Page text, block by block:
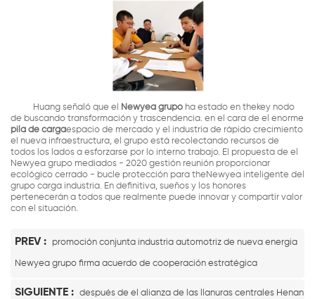
Huang señaló que el Newyea grupo ha estado en thekey nodo
de buscando transformación y trascendencia. en el cara de el enorme
pila de cargaespacio de mercado y el industria de rápido crecimiento
el nueva infraestructura, el grupo está recolectando recursos de
todos los lados a esforzarse por lo interno trabajo. El propuesta de el
Newyea grupo mediados - 2020 gestión reunión proporcionar
ecológico cerrado - bucle protección para theNewyea inteligente del
grupo carga industria. En definitiva, sueños y los honores
pertenecerán a todos que realmente puede innovar y compartir valor
con el situación.
PREV : promoción conjunta industria automotriz de nueva energia
Newyea grupo firma acuerdo de cooperación estratégica
SIGUIENTE : después de el alianza de las llanuras centrales Henan